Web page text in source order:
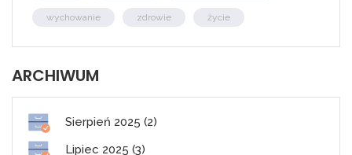
wychowanie zdrowie życie
ARCHIWUM
Sierpień 2025 (2)
Lipiec 2025 (3)